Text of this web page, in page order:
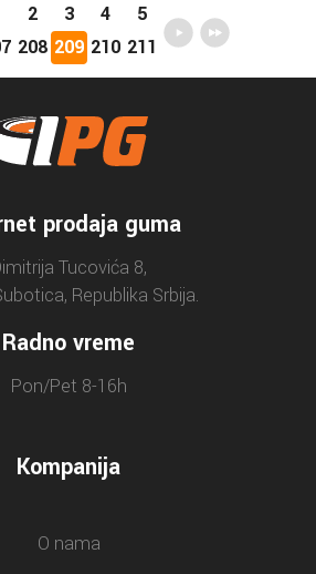
2 3 4
5
208 209 210 211
prodaja guma
Tucovića 8,
Republika Srbija.
Radno vreme
Pon/Pet 8-16h
Kompanija
O nama